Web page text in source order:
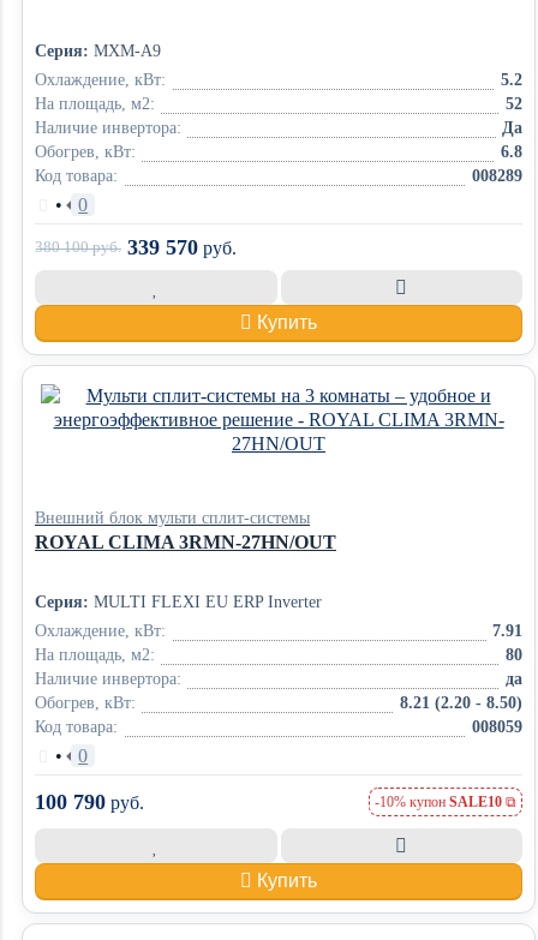
Серия: MXM-A9
Охлаждение, кВт:
5.2
На площадь, м2:
52
Наличие инвертора:
Да
Обогрев, кВт:
6.8
Код товара:
008289
• 0
380 100руб. 339 570 руб.
Купить
Внешний блок мульти сплит-системы
ROYAL CLIMA 3RMN-27HN/OUT
Серия: MULTI FLEXI EU ERP Inverter
Охлаждение, кВт:
7.91
На площадь, м2:
80
Наличие инвертора:
да
Обогрев, кВт:
8.21 (2.20 - 8.50)
Код товара:
008059
• 0
100 790 руб. -10% купон SALE10
Купить